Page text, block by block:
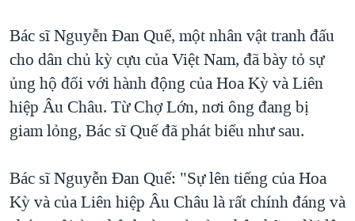
Bác sĩ Nguyễn Đan Quế, một nhân vật tranh đấu
cho dân chủ kỳ cựu của Việt Nam, đã bày tỏ sự
ủng hộ đối với hành động của Hoa Kỳ và Liên
hiệp Âu Châu. Từ Chợ Lớn, nơi ông đang bị
giam lỏng, Bác sĩ Quế đã phát biểu như sau.
Bác sĩ Nguyễn Ðan Quế: "Sự lên tiếng của Hoa
Kỳ và của Liên hiệp Âu Châu là rất chính đáng và